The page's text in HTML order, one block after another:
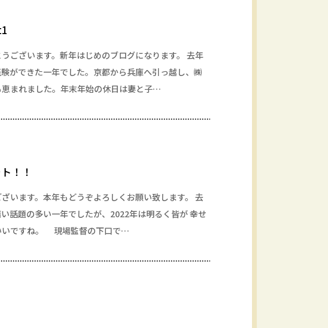
ございます。新年はじめのブログになります。 去年
ができた一年でした。京都から兵庫へ引っ越し、㈱
まれました。年末年始の休日は妻と子…
！！
います。本年もどうぞよろしくお願い致します。 去
話題の多い一年でしたが、2022年は明るく皆が 幸せ
いですね。 現場監督の下口で…